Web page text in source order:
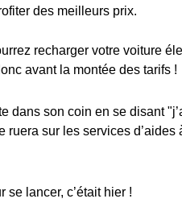
des meilleurs prix.
recharger votre voiture
avant la montée des tarifs !
dans son coin en se disant
ruera sur les services d’aides
se lancer, c’était hier !